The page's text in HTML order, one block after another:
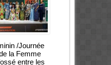
/Journée
la Femme
entre les